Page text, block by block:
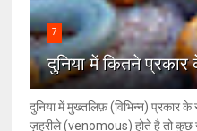
7
दुनिया में कितने
दुनिया में मुख्तलिफ़ (विभिन्न) प्रकार
ज़हरीले (venomous) होते है तो कुछ